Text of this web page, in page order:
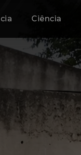
Ciência